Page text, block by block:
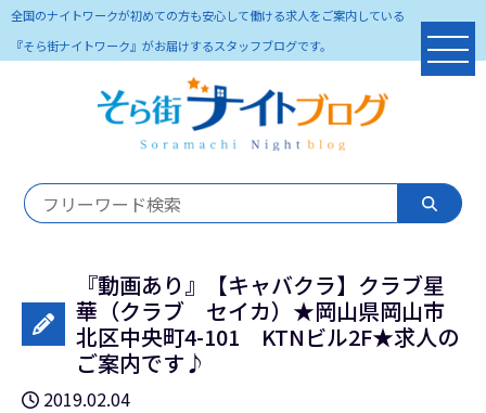
全国のナイトワークが初めての方も安心して働ける求人をご案内している
『そら街ナイトワーク』がお届けするスタッフブログです。
『動画あり』【キャバクラ】クラブ星
華（クラブ セイカ）★岡山県岡山市
北区中央町4-101 KTNビル2F★求人の
ご案内です♪
2019.02.04